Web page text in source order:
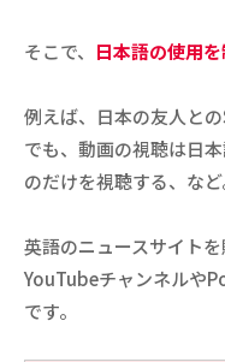
そこで、 日本語の使用
例えば、日本の友人との
でも、動画の視聴は日
のだけを視聴する、など
英語のニュースサイト
YouTubeチャンネルや
です。